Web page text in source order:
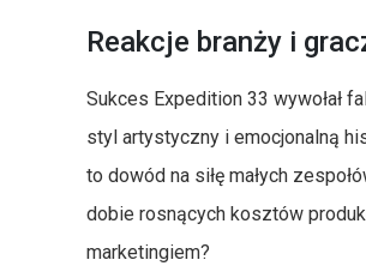
Reakcje branży i
Sukces Expedition 33 wywołał
styl artystyczny i emocjonalną
to dowód na siłę małych
dobie rosnących kosztów
marketingiem?